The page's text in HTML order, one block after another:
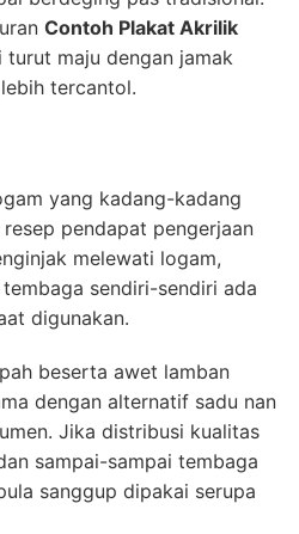
Contoh Plakat Akrilik
turut maju dengan jamak
tercantol.
yang kadang-kadang
pendapat pengerjaan
melewati logam,
sendiri-sendiri ada
digunakan.
beserta awet lamban
dengan alternatif sadu nan
Jika distribusi kualitas
sampai-sampai tembaga
sanggup dipakai serupa